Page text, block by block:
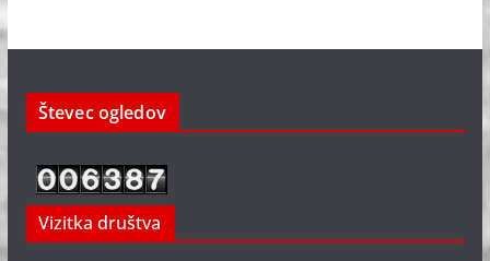
Števec ogledov
Vizitka društva